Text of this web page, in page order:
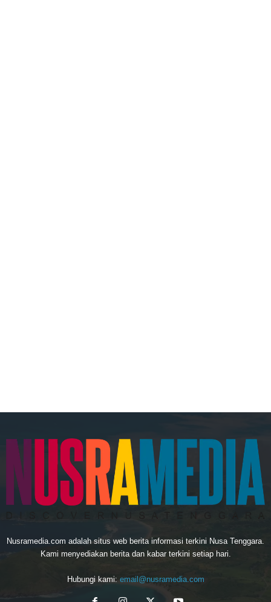
Nusramedia.com adalah situs web berita informasi terkini Nusa Tenggara.
Kami menyediakan berita dan kabar terkini setiap hari.
Hubungi kami: email@nusramedia.com